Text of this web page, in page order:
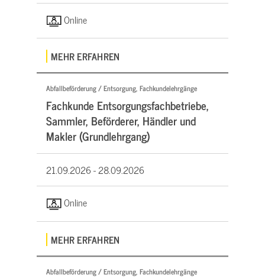
Online
MEHR ERFAHREN
Abfallbeförderung / Entsorgung, Fachkundelehrgänge
Fachkunde Entsorgungsfachbetriebe,
Sammler, Beförderer, Händler und
Makler (Grundlehrgang)
21.09.2026 -28.09.2026
Online
MEHR ERFAHREN
Abfallbeförderung / Entsorgung, Fachkundelehrgänge